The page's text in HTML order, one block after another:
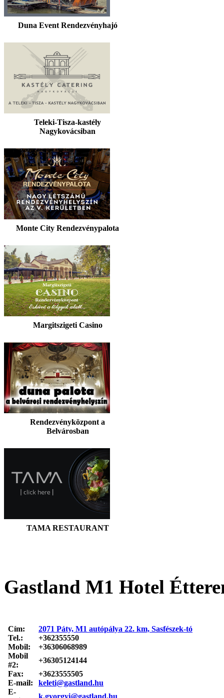
Duna Event Rendezvényhajó
Teleki-Tisza-kastély
Nagykovácsiban
Monte City Rendezvénypalota
Margitszigeti Casino
Rendezvényközpont a
Belvárosban
TAMA RESTAURANT
Gastland M1 Hotel
Cím:
2071 Páty, M1 autópálya 22. km, Sasfészek-tó
Tel.:
+362355550
Mobil:
+36306068989
Mobil
#2:
+36305124144
Fax:
+3623555505
E-mail:
keleti@gastland.hu
E-
k.gyorgyi@gastland.hu